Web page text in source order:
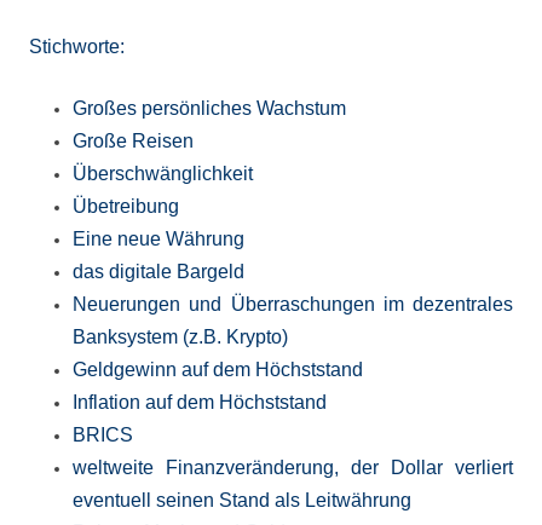
Stichworte:
Großes persönliches Wachstum
Große Reisen
Überschwänglichkeit
Übetreibung
Eine neue Währung
das digitale Bargeld
Neuerungen und Überraschungen im dezentrales
Banksystem (z.B. Krypto)
Geldgewinn auf dem Höchststand
Inflation auf dem Höchststand
BRICS
weltweite Finanzveränderung, der Dollar verliert
eventuell seinen Stand als Leitwährung